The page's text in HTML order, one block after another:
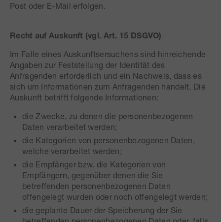
Post oder E-Mail erfolgen.
Recht auf Auskunft (vgl. Art. 15 DSGVO)
Im Falle eines Auskunftsersuchens sind hinreichende
Angaben zur Feststellung der Identität des
Anfragenden erforderlich und ein Nachweis, dass es
sich um Informationen zum Anfragenden handelt. Die
Auskunft betrifft folgende Informationen:
die Zwecke, zu denen die personenbezogenen
Daten verarbeitet werden;
die Kategorien von personenbezogenen Daten,
welche verarbeitet werden;
die Empfänger bzw. die Kategorien von
Empfängern, gegenüber denen die Sie
betreffenden personenbezogenen Daten
offengelegt wurden oder noch offengelegt werden;
die geplante Dauer der Speicherung der Sie